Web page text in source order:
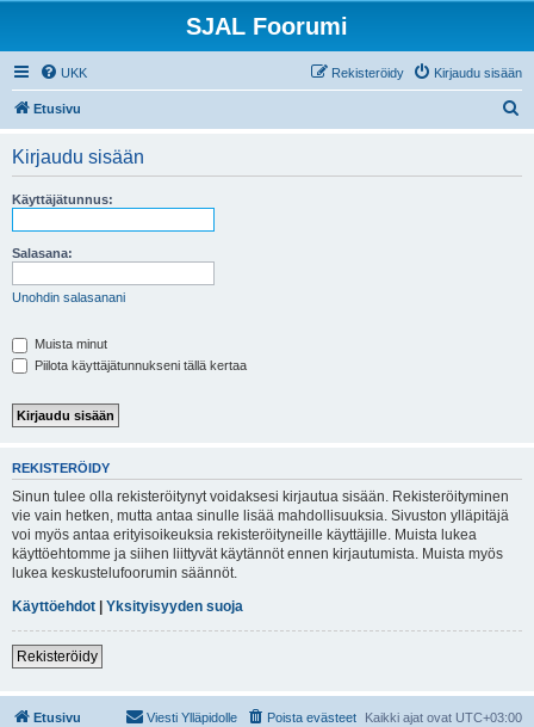
SJAL Foorumi
UKK Kirjaudu sisään
Rekisteröidy
Etusivu
Kirjaudu sisään
Käyttäjätunnus:
Salasana:
Unohdin salasanani
Muista minut
Piilota käyttäjätunnukseni tällä kertaa
REKISTERÖIDY
Sinun tulee olla rekisteröitynyt voidaksesi kirjautua sisään. Rekisteröityminen
vie vain hetken, mutta antaa sinulle lisää mahdollisuuksia. Sivuston ylläpitäjä
voi myös antaa erityisoikeuksia rekisteröityneille käyttäjille. Muista lukea
käyttöehtomme ja siihen liittyvät käytännöt ennen kirjautumista. Muista myös
lukea keskustelufoorumin säännöt.
Käyttöehdot | Yksityisyyden suoja
Rekisteröidy
Etusivu Kaikki ajat ovat UTC+03:00
Poista evästeet
Viesti Ylläpidolle